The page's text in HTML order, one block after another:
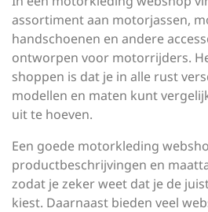
assortiment aan motorjassen,
handschoenen en andere
ontworpen voor motorrijders.
shoppen is dat je in alle rust
modellen en maten kunt
uit te hoeven.
Een goede motorkleding
productbeschrijvingen en
zodat je zeker weet dat je de
kiest. Daarnaast bieden veel